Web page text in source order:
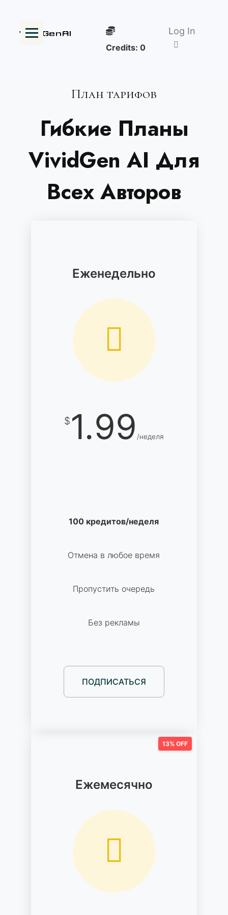
Credits: 0
Log In
План тарифов
Гибкие Планы
VividGen AI Для
Всех Авторов
Еженедельно
$ 1.99 /неделя
100 кредитов/неделя
Отмена в любое время
Пропустить очередь
Без рекламы
ПОДПИСАТЬСЯ
13% OFF
Ежемесячно